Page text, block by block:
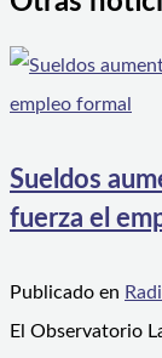
Sueldos
fuerza el
Publicado en
El Observatorio